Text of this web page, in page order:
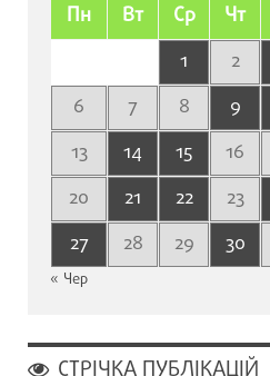
Пн Вт Ср Чт
1 2
6
7 8 9
13
14 15 16
20
21 22 23
27
28 29 30
« Чер